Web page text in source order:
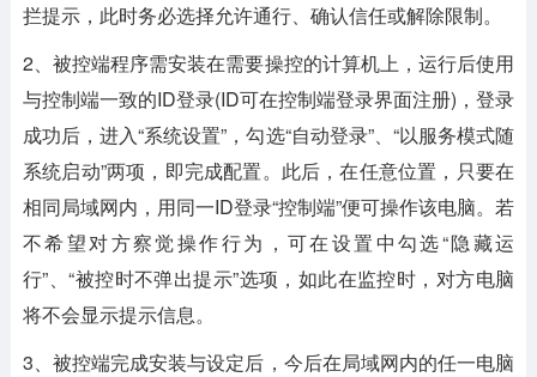
拦提示，此时务必选择允许通行、确认信任或解除限制。
2、被控端程序需安装在需要操控的计算机上，运行后使用
与控制端一致的ID登录(ID可在控制端登录界面注册)，登录
成功后，进入“系统设置”，勾选“自动登录”、“以服务模式随
系统启动”两项，即完成配置。此后，在任意位置，只要在
相同局域网内，用同一ID登录“控制端”便可操作该电脑。若
不希望对方察觉操作行为，可在设置中勾选“隐藏运
行”、“被控时不弹出提示”选项，如此在监控时，对方电脑
将不会显示提示信息。
3、被控端完成安装与设定后，今后在局域网内的任一电脑